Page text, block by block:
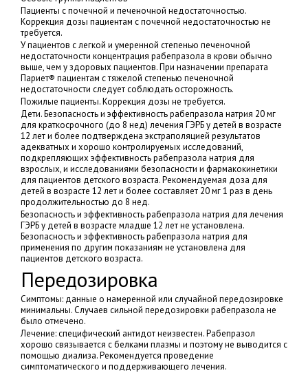
Пациенты с почечной и печеночной недостаточностью.
Коррекция дозы пациентам с почечной недостаточностью не
требуется.
У пациентов с легкой и умеренной степенью печеночной
недостаточности концентрация рабепразола в крови обычно
выше, чем у здоровых пациентов. При назначении препарата
Париет® пациентам с тяжелой степенью печеночной
недостаточности следует соблюдать осторожность.
Пожилые пациенты. Коррекция дозы не требуется.
Дети. Безопасность и эффективность рабепразола натрия 20 мг
для краткосрочного (до 8 нед) лечения ГЭРБ у детей в возрасте
12 лет и более подтверждена экстраполяцией результатов
адекватных и хорошо контролируемых исследований,
подкрепляющих эффективность рабепразола натрия для
взрослых, и исследованиями безопасности и фармакокинетики
для пациентов детского возраста. Рекомендуемая доза для
детей в возрасте 12 лет и более составляет 20 мг 1 раз в день
продолжительностью до 8 нед.
Безопасность и эффективность рабепразола натрия для лечения
ГЭРБ у детей в возрасте младше 12 лет не установлена.
Безопасность и эффективность рабепразола натрия для
применения по другим показаниям не установлена для
пациентов детского возраста.
Передозировка
Симптомы: данные о намеренной или случайной передозировке
минимальны. Случаев сильной передозировки рабепразола не
было отмечено.
Лечение: специфический антидот неизвестен. Рабепразол
хорошо связывается с белками плазмы и поэтому не выводится с
помощью диализа. Рекомендуется проведение
симптоматического и поддерживающего лечения.